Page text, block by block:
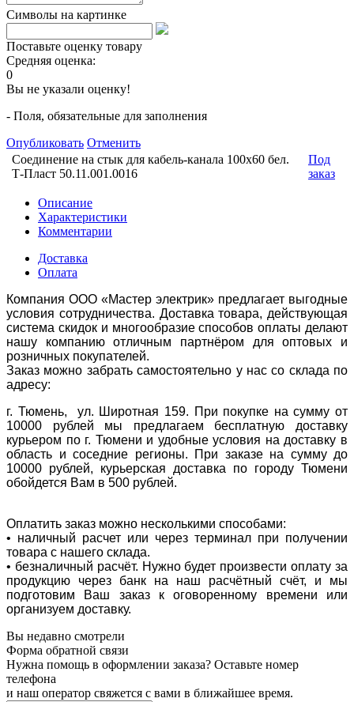
Символы на картинке
Поставьте оценку товару
Средняя оценка:
0
Вы не указали оценку!
- Поля, обязательные для заполнения
Опубликовать Отменить
Соединение на стык для кабель-канала 100х60 бел.
Т-Пласт 50.11.001.0016
Под
заказ
Описание
Характеристики
Комментарии
Доставка
Оплата
Компания ООО «Мастер электрик» предлагает выгодные
условия сотрудничества. Доставка товара, действующая
система скидок и многообразие способов оплаты делают
нашу компанию отличным партнёром для оптовых и
розничных покупателей.
Заказ можно забрать самостоятельно у нас со склада по
адресу:
г. Тюмень, ул. Широтная 159. При покупке на сумму от
10000 рублей мы предлагаем бесплатную доставку
курьером по г. Тюмени и удобные условия на доставку в
область и соседние регионы. При заказе на сумму до
10000 рублей, курьерская доставка по городу Тюмени
обойдется Вам в 500 рублей.
Оплатить заказ можно несколькими способами:
• наличный расчет или через терминал при получении
товара с нашего склада.
• безналичный расчёт. Нужно будет произвести оплату за
продукцию через банк на наш расчётный счёт, и мы
подготовим Ваш заказ к оговоренному времени или
организуем доставку.
Вы недавно смотрели
Форма обратной связи
Нужна помощь в оформлении заказа? Оставьте номер
телефона
и наш оператор свяжется с вами в ближайшее время.